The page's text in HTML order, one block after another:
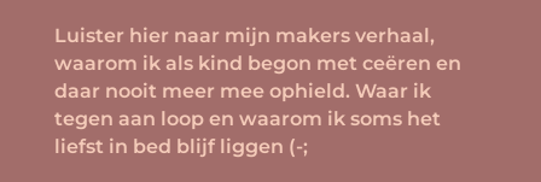
Luister hier naar mijn makers verhaal,
waarom ik als kind begon met ceëren en
daar nooit meer mee ophield. Waar ik
tegen aan loop en waarom ik soms het
liefst in bed blijf liggen (-;